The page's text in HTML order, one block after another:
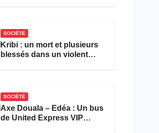
SOCIÉTÉ
Kribi : un mort et plusieurs
blessés dans un violent
SOCIÉTÉ
Axe Douala – Edéa : Un bus
de United Express VIP